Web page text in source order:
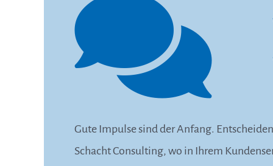
Gute Impulse sind der Anfang.
Schacht Consulting, wo in Ihrem